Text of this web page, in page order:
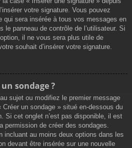
votre signature. Vous pouvez
qui sera insérée à tous vos messages en
le panneau de contrôle de l’utilisateur. Si
il ne vous sera plus utile de
souhait d’insérer votre signature.
sondage ?
sujet ou modifiez le premier message
Créer un sondage » situé en-dessous du
Si cet onglet n’est pas disponible, il est
permission de créer des sondages.
incluant au moins deux options dans les
devant être insérée sur une nouvelle